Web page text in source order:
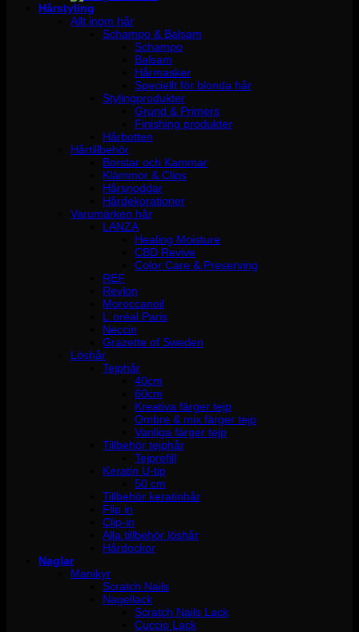
Hårstyling
Allt inom hår
Schampo & Balsam
Schampo
Balsam
Hårmasker
Speciellt för blonda hår
Stylingprodukter
Grund & Primers
Finishing produkter
Hårbotten
Hårtillbehör
Borstar och Kammar
Klämmor & Clips
Hårsnoddar
Hårdekorationer
Varumärken hår
LANZA
Healing Moisture
CBD Revive
Color Care & Preserving
REF
Revlon
Moroccanoil
L´oréal Paris
Neccin
Grazette of Sweden
Löshår
Tejphår
40cm
60cm
Kreativa färger tejp
Ombre & mix färger tejp
Vanliga färger tejp
Tillbehör tejphår
Tejprefill
Keratin U-tip
50 cm
Tillbehör keratinhår
Flip in
Clip-in
Alla tillbehör löshår
Hårdockor
Naglar
Manikyr
Scratch Nails
Nagellack
Scratch Nails Lack
Cuccio Lack